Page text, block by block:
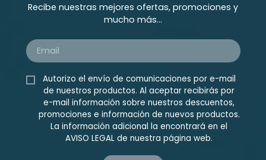
Recibe nuestras mejores ofertas, promociones y
mucho más...
Autorizo el envío de comunicaciones por e-mail
de nuestros productos. Al aceptar recibirás por
e-mail información sobre nuestros descuentos,
promociones e información de nuevos productos.
La información adicional la encontrará en el
AVISO LEGAL de nuestra página web.